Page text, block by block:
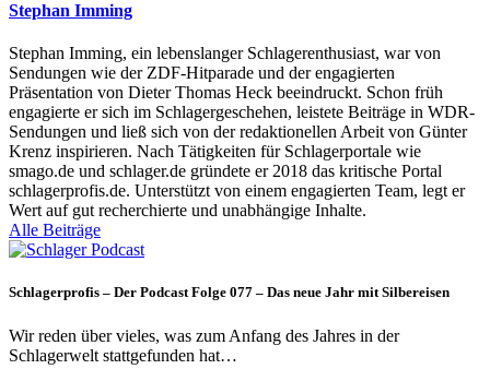
Stephan Imming
Stephan Imming, ein lebenslanger Schlagerenthusiast, war von
Sendungen wie der ZDF-Hitparade und der engagierten
Präsentation von Dieter Thomas Heck beeindruckt. Schon früh
engagierte er sich im Schlagergeschehen, leistete Beiträge in WDR-
Sendungen und ließ sich von der redaktionellen Arbeit von Günter
Krenz inspirieren. Nach Tätigkeiten für Schlagerportale wie
smago.de und schlager.de gründete er 2018 das kritische Portal
schlagerprofis.de. Unterstützt von einem engagierten Team, legt er
Wert auf gut recherchierte und unabhängige Inhalte.
Alle Beiträge
Schlagerprofis – Der Podcast Folge 077 – Das neue Jahr mit Silbereisen
Wir reden über vieles, was zum Anfang des Jahres in der
Schlagerwelt stattgefunden hat…